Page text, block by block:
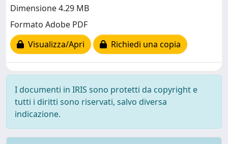
Dimensione 4.29 MB
Formato Adobe PDF
Visualizza/Apri
Richiedi una copia
I documenti in IRIS sono protetti da copyright e
tutti i diritti sono riservati, salvo diversa
indicazione.